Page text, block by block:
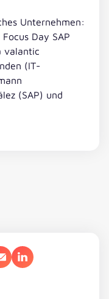
Unternehmen:
Day SAP
valantic
(IT-
(SAP) und
E-MailLinkedIn